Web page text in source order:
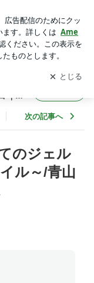
正 自爪育成ネイル
癖】 東京・町田 ｜
を受け取りまし
開く
次の記事へ
のジェル
ル～/青山